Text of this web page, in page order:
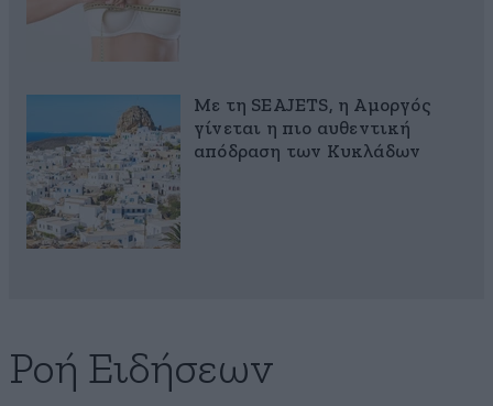
Με τη SEAJETS, η Αμοργός
γίνεται η πιο αυθεντική
απόδραση των Κυκλάδων
Ροή Ειδήσεων